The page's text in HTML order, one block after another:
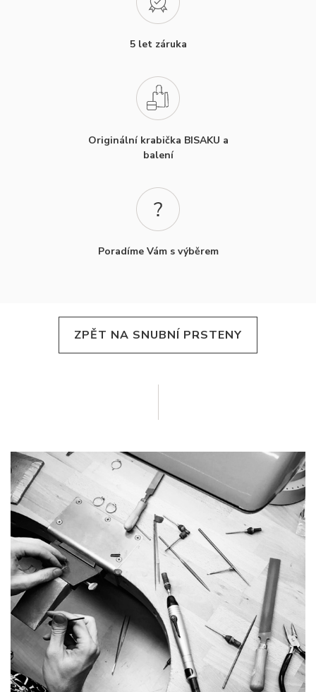
5 let záruka
Originální krabička BISAKU a
balení
Poradíme Vám s výběrem
ZPĚT NA SNUBNÍ PRSTENY